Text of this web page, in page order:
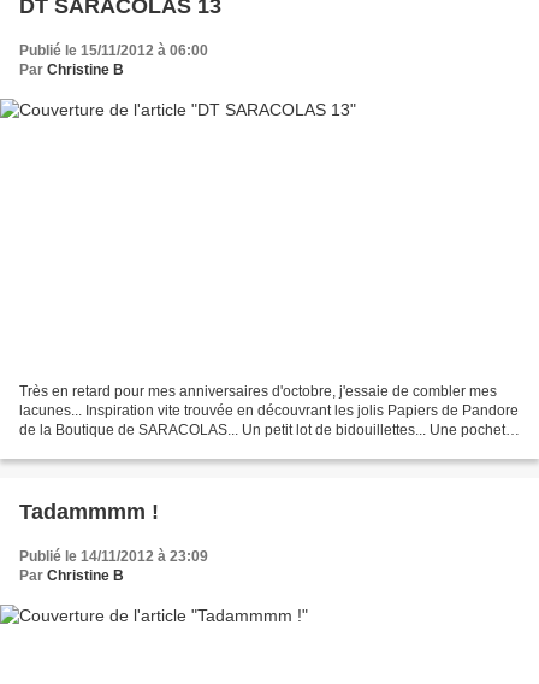
DT SARACOLAS 13
Publié le 15/11/2012 à 06:00
Par Christine B
Très en retard pour mes anniversaires d'octobre, j'essaie de combler mes
lacunes... Inspiration vite trouvée en découvrant les jolis Papiers de Pandore
de la Boutique de SARACOLAS... Un petit lot de bidouillettes... Une pochette
Tadammmm !
Publié le 14/11/2012 à 23:09
Par Christine B